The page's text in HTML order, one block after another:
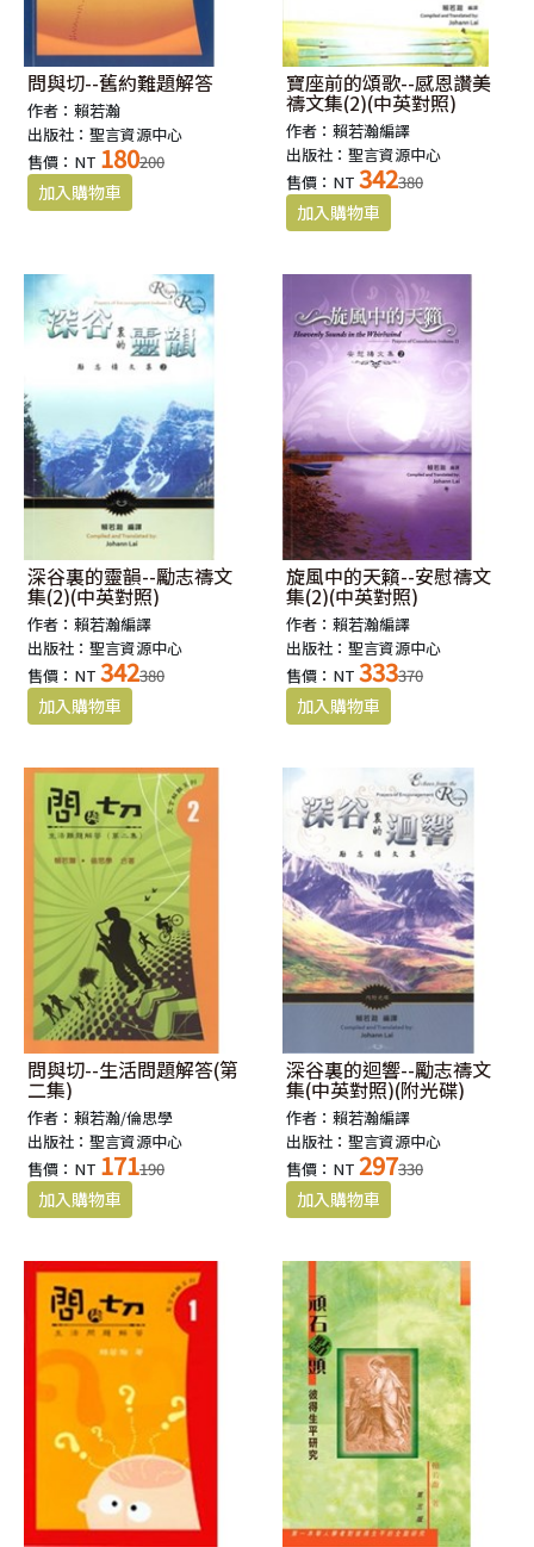
問與切--舊約難題解答
作者：賴若瀚
出版社：聖言資源中心
售價：NT 180200
寶座前的頌歌--感恩讚美
禱文集(2)(中英對照)
作者：賴若瀚編譯
出版社：聖言資源中心
售價：NT 342380
深谷裏的靈韻--勵志禱文
集(2)(中英對照)
作者：賴若瀚編譯
出版社：聖言資源中心
售價：NT 342380
旋風中的天籟--安慰禱文
集(2)(中英對照)
作者：賴若瀚編譯
出版社：聖言資源中心
售價：NT 333370
問與切--生活問題解答(第
二集)
作者：賴若瀚/倫思學
出版社：聖言資源中心
售價：NT 171190
深谷裏的迴響--勵志禱文
集(中英對照)(附光碟)
作者：賴若瀚編譯
出版社：聖言資源中心
售價：NT 297330